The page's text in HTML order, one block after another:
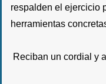
respalden el ejercicio
herramientas
Reciban un cordial y